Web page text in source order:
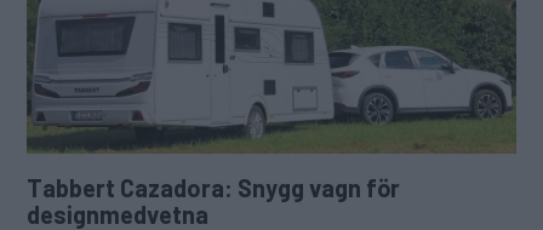
Tabbert Cazadora: Snygg vagn för
designmedvetna